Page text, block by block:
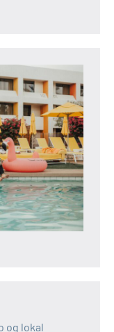
og lokal